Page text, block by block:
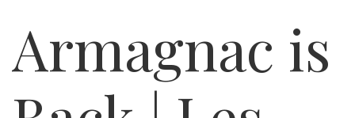
Armagnac is